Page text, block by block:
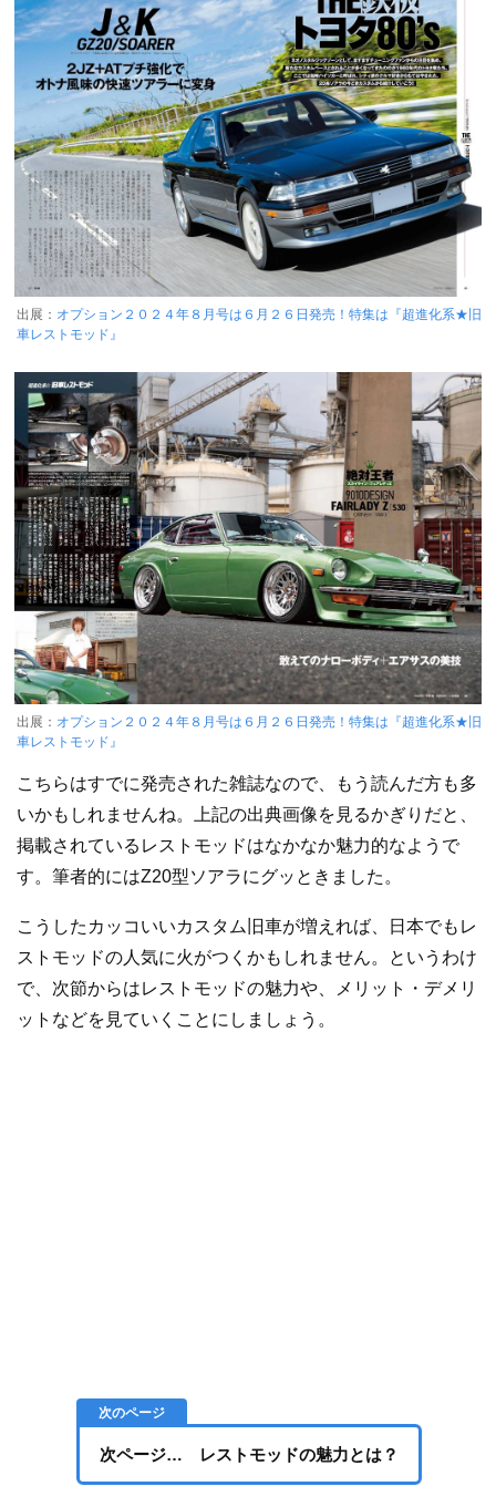
出展： オプション２０２４年８月号は６月２６日発売！特集は『超進化系★旧
車レストモッド』
出展： オプション２０２４年８月号は６月２６日発売！特集は『超進化系★旧
車レストモッド』
こちらはすでに発売された雑誌なので、もう読んだ方も多
いかもしれませんね。上記の出典画像を見るかぎりだと、
掲載されているレストモッドはなかなか魅力的なようで
す。筆者的にはZ20型ソアラにグッときました。
こうしたカッコいいカスタム旧車が増えれば、日本でもレ
ストモッドの人気に火がつくかもしれません。というわけ
で、次節からはレストモッドの魅力や、メリット・デメリ
ットなどを見ていくことにしましょう。
次ページ… レストモッドの魅力とは？